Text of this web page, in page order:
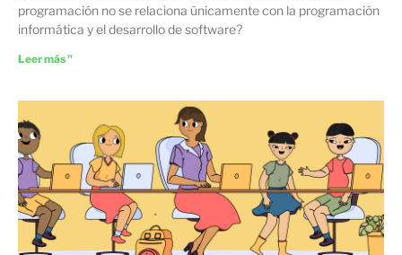
programación no se relaciona únicamente con la programación
informática y el desarrollo de software?
Leer más "